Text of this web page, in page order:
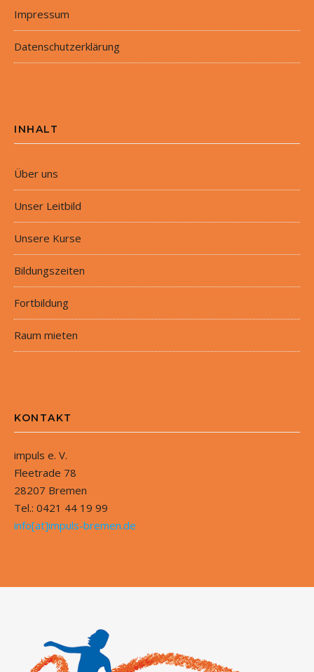
Impressum
Datenschutzerklärung
INHALT
Über uns
Unser Leitbild
Unsere Kurse
Bildungszeiten
Fortbildung
Raum mieten
KONTAKT
impuls e. V.
Fleetrade 78
28207 Bremen
Tel.: 0421 44 19 99
info[at]impuls-bremen.de